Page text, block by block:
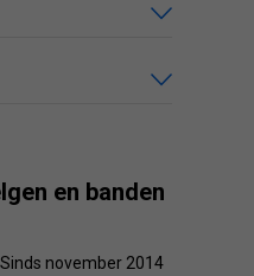
en banden
november 2014